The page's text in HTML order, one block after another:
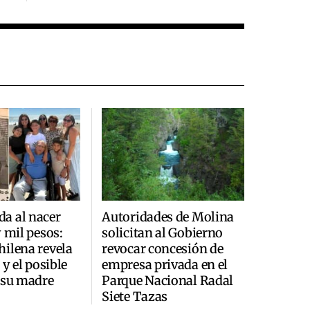
al nacer
mil pesos:
revela
el posible
madre
Autoridades de Molina
solicitan al Gobierno
revocar concesión de
empresa privada en el
Parque Nacional Radal
Siete Tazas